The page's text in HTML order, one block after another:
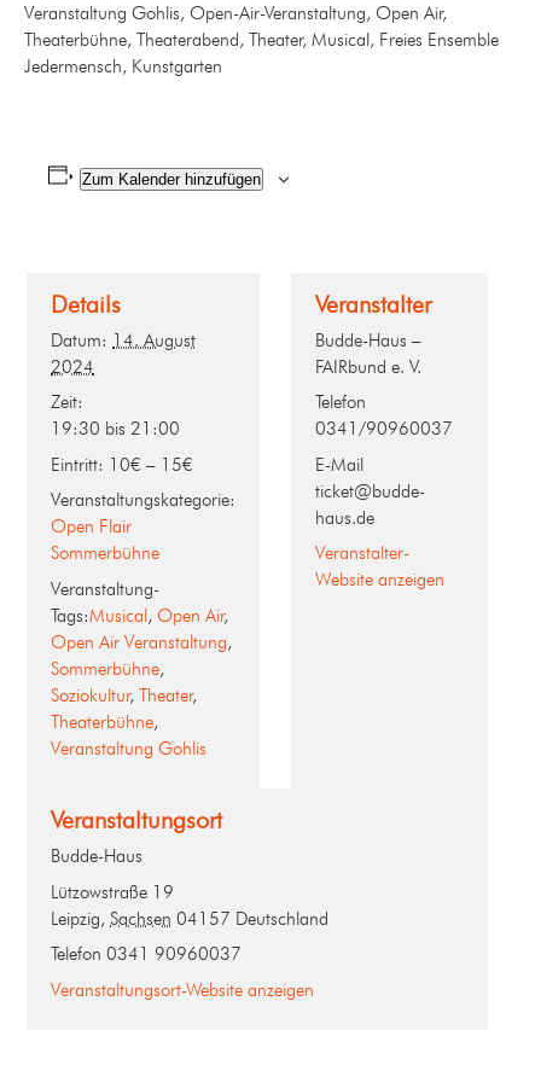
Veranstaltung Gohlis, Open-Air-Veranstaltung, Open Air,
Theaterbühne, Theaterabend, Theater, Musical, Freies Ensemble
Jedermensch, Kunstgarten
Zum Kalender hinzufügen
Details
Datum: 14. August
2024
Zeit:
19:30 bis 21:00
Eintritt: 10€ – 15€
Veranstaltungskategorie:
Open Flair
Sommerbühne
Veranstaltung-
Tags:Musical, Open Air,
Open Air Veranstaltung,
Sommerbühne,
Soziokultur, Theater,
Theaterbühne,
Veranstaltung Gohlis
Veranstaltungsort
Budde-Haus
Lützowstraße 19
Leipzig, Sachsen 04157 Deutschland
Telefon 0341 90960037
Veranstaltungsort-Website anzeigen
Veranstalter
Budde-Haus –
FAIRbund e. V.
Telefon
0341/90960037
E-Mail
ticket@budde-
haus.de
Veranstalter-
Website anzeigen